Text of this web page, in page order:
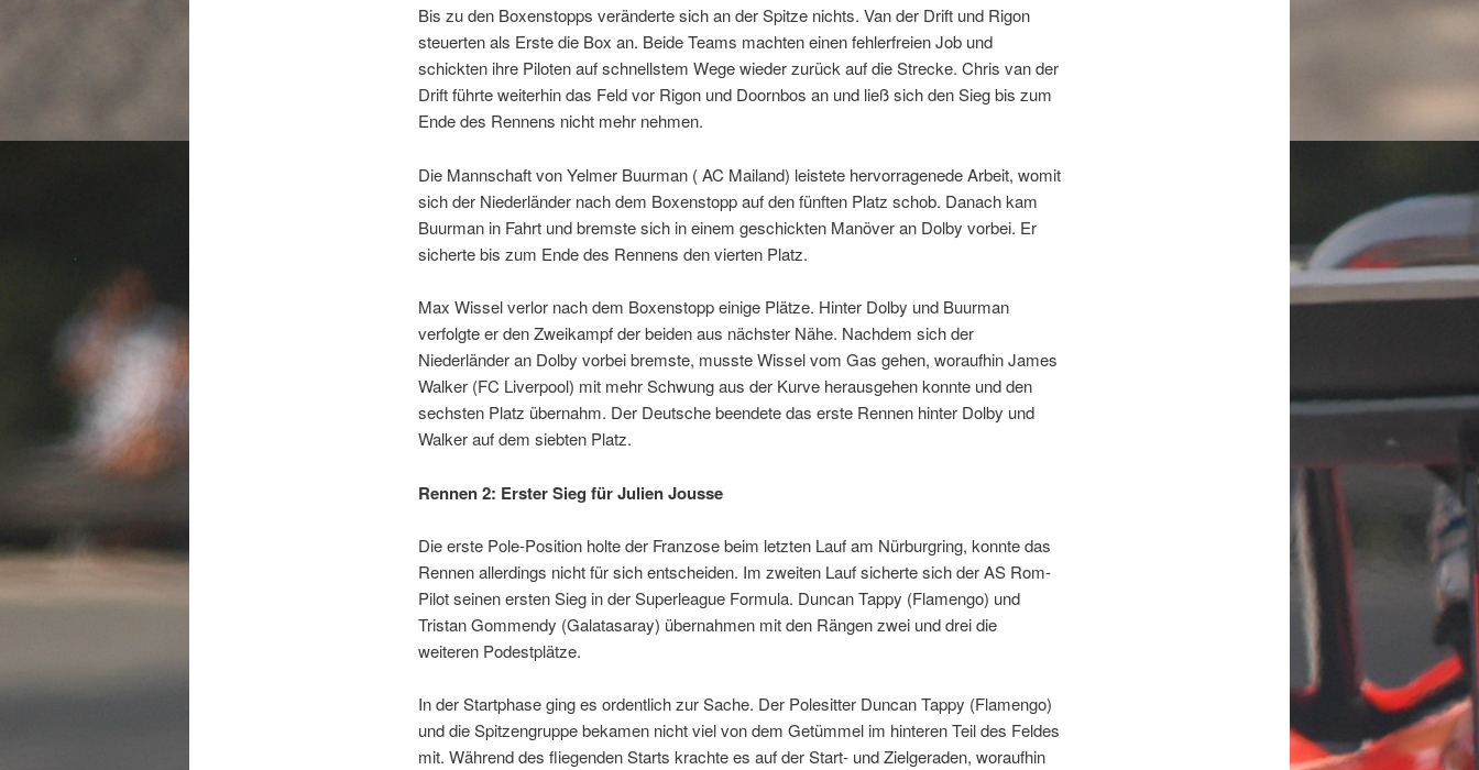
Bis zu den Boxenstopps veränderte sich an der Spitze nichts. Van der Drift und Rigon
steuerten als Erste die Box an. Beide Teams machten einen fehlerfreien Job und
schickten ihre Piloten auf schnellstem Wege wieder zurück auf die Strecke. Chris van der
Drift führte weiterhin das Feld vor Rigon und Doornbos an und ließ sich den Sieg bis zum
Ende des Rennens nicht mehr nehmen.
Die Mannschaft von Yelmer Buurman ( AC Mailand) leistete hervorragenede Arbeit, womit
sich der Niederländer nach dem Boxenstopp auf den fünften Platz schob. Danach kam
Buurman in Fahrt und bremste sich in einem geschickten Manöver an Dolby vorbei. Er
sicherte bis zum Ende des Rennens den vierten Platz.
Max Wissel verlor nach dem Boxenstopp einige Plätze. Hinter Dolby und Buurman
verfolgte er den Zweikampf der beiden aus nächster Nähe. Nachdem sich der
Niederländer an Dolby vorbei bremste, musste Wissel vom Gas gehen, woraufhin James
Walker (FC Liverpool) mit mehr Schwung aus der Kurve herausgehen konnte und den
sechsten Platz übernahm. Der Deutsche beendete das erste Rennen hinter Dolby und
Walker auf dem siebten Platz.
Rennen 2: Erster Sieg für Julien Jousse
Die erste Pole-Position holte der Franzose beim letzten Lauf am Nürburgring, konnte das
Rennen allerdings nicht für sich entscheiden. Im zweiten Lauf sicherte sich der AS Rom-
Pilot seinen ersten Sieg in der Superleague Formula. Duncan Tappy (Flamengo) und
Tristan Gommendy (Galatasaray) übernahmen mit den Rängen zwei und drei die
weiteren Podestplätze.
In der Startphase ging es ordentlich zur Sache. Der Polesitter Duncan Tappy (Flamengo)
und die Spitzengruppe bekamen nicht viel von dem Getümmel im hinteren Teil des Feldes
mit. Während des fliegenden Starts krachte es auf der Start- und Zielgeraden, woraufhin